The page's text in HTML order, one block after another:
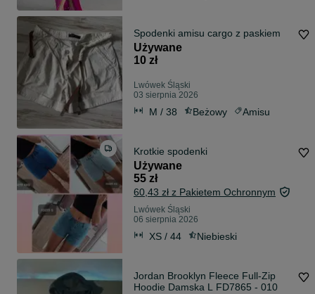
Spodenki amisu cargo z paskiem
Używane
10 zł
Lwówek Śląski
03 sierpnia 2026
M / 38 Beżowy Amisu
Krotkie spodenki
Używane
55 zł
60,43 zł z Pakietem Ochronnym
Lwówek Śląski
06 sierpnia 2026
XS / 44 Niebieski
Jordan Brooklyn Fleece Full-Zip
Hoodie Damska L FD7865 - 010